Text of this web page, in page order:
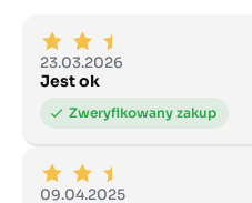
23.03.2026
Jest ok
09.04.2025